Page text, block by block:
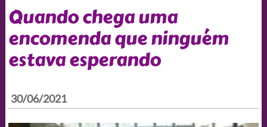
Quando chega uma
encomenda que ninguém
estava esperando
30/06/2021